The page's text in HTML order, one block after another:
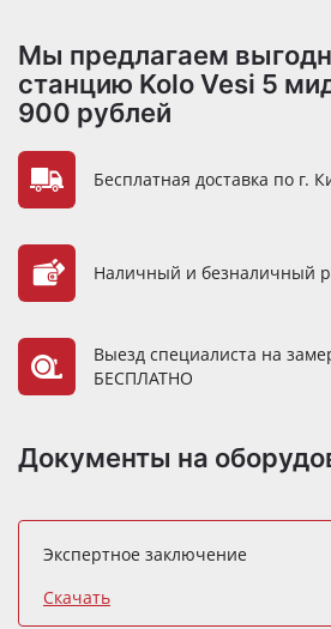
Мы предлагаем
станцию Kolo Vesi 5
900 рублей
Преимущества
Бесплатная доставка по г.
Наличный и безналичный
Выезд специалиста на
БЕСПЛАТНО
Документы на
Экспертное заключение
Скачать